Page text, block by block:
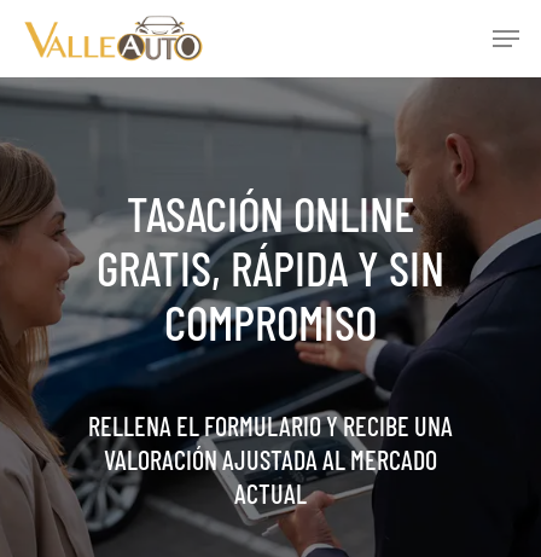
main
content
TASACIÓN ONLINE
GRATIS, RÁPIDA Y SIN
COMPROMISO
RELLENA EL FORMULARIO Y RECIBE UNA
VALORACIÓN AJUSTADA AL MERCADO
ACTUAL